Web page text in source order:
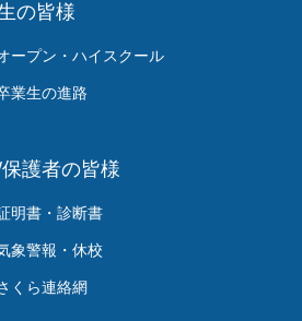
の皆様
ープン・ハイスクール
業生の進路
護者の皆様
明書・診断書
象警報・休校
くら連絡網